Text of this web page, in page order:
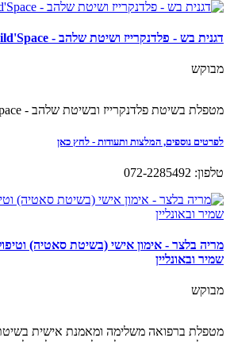
דגנית בש - פלדנקרייז ושיטת שלהב - Child'Space בצפון
מבוקש
מטפלת בשיטת פלדנקרייז ובשיטת שלהב - Child'Space.
לפרטים נוספים, המלצות ותעודות - לחץ כאן
טלפון: 072-2285492
מריה בלצר - אימון אישי (בשיטת סאטיה)
שמיר ובאונליין
מבוקש
מטפלת ברפואה משלימה ומאמנת אישית